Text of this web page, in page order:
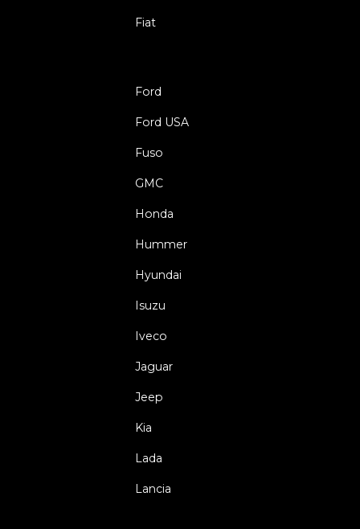
Fiat
Ford
Ford USA
Fuso
GMC
Honda
Hummer
Hyundai
Isuzu
Iveco
Jaguar
Jeep
Kia
Lada
Lancia